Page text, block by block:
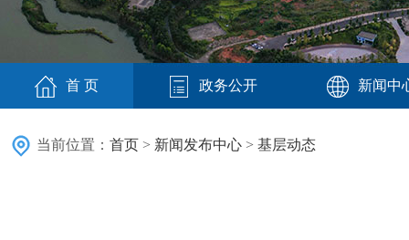
首 页 政务公开 新闻中
当前位置： 首页 > 新闻发布中心 > 基层动态